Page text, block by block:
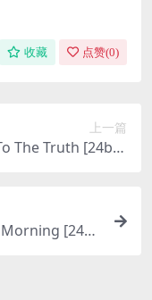
收藏 点赞(0)
上一篇
The Truth [24bit/
Morning [24bi